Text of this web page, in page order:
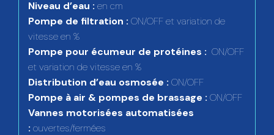
Niveau d’eau : en cm
Pompe de filtration : ON/OFF et variation de
vitesse en %
Pompe pour écumeur de protéines : ON/OFF
et variation de vitesse en %
Distribution d’eau osmosée : ON/OFF
Pompe à air & pompes de brassage : ON/OFF
Vannes motorisées automatisées
: ouvertes/fermées